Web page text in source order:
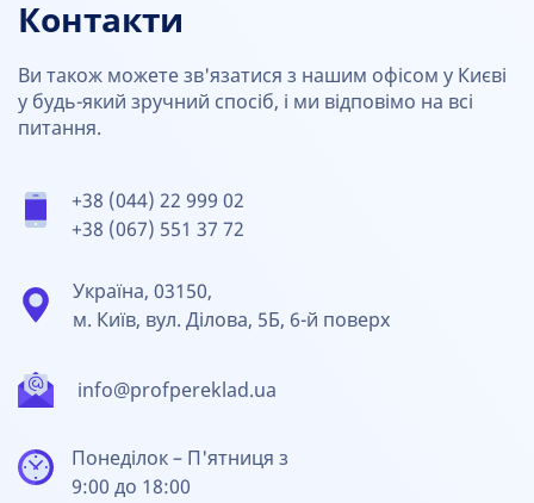
Контакти
Ви також можете зв'язатися з нашим офісом у Києві
у будь-який зручний спосіб, і ми відповімо на всі
питання.
+38 (044) 22 999 02
+38 (067) 551 37 72
info@profpereklad.ua
Україна, 03150,
м. Київ, вул. Ділова, 5Б, 6-й поверх
Понеділок – П'ятниця з
9:00 до 18:00